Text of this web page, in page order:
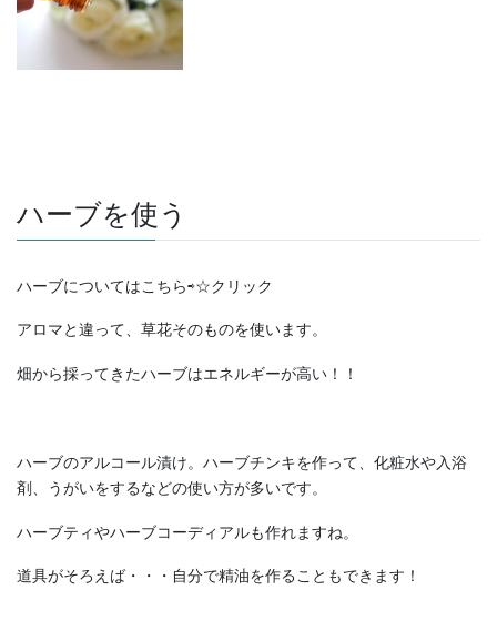
ハーブを使う
ハーブについてはこちら⇨☆クリック
アロマと違って、草花そのものを使います。
畑から採ってきたハーブはエネルギーが高い！！
ハーブのアルコール漬け。ハーブチンキを作って、化粧水や入浴
剤、うがいをするなどの使い方が多いです。
ハーブティやハーブコーディアルも作れますね。
道具がそろえば・・・自分で精油を作ることもできます！